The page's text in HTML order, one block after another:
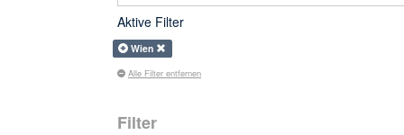
Aktive Filter
Wien
Alle Filter entfernen
Filter